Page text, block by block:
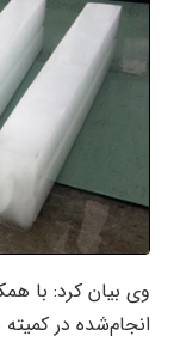
وی بیان کرد: با
انجام‌شده در